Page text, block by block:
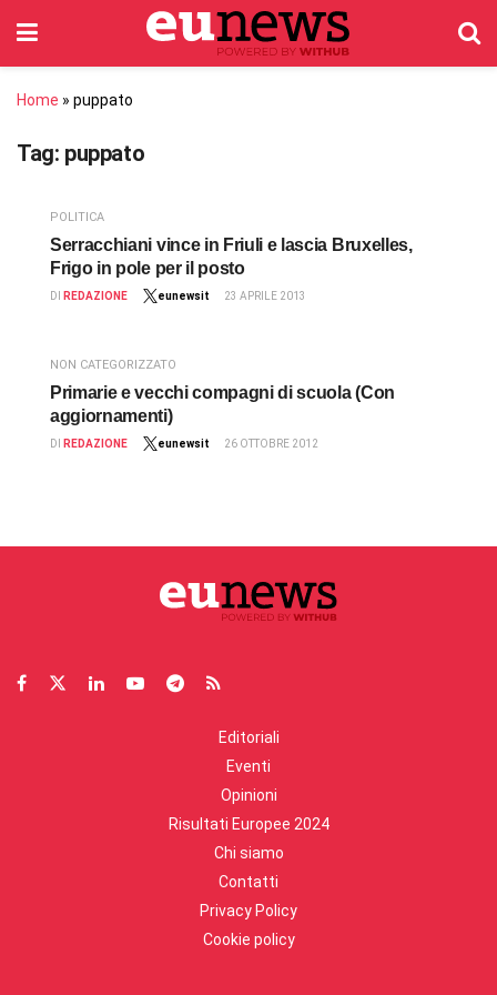
Home » puppato
Tag: puppato
POLITICA
Serracchiani vince in Friuli e lascia Bruxelles,
Frigo in pole per il posto
DI REDAZIONE eunewsit 23 APRILE 2013
NON CATEGORIZZATO
Primarie e vecchi compagni di scuola (Con
aggiornamenti)
DI REDAZIONE eunewsit 26 OTTOBRE 2012
Editoriali
Eventi
Opinioni
Risultati Europee 2024
Chi siamo
Contatti
Privacy Policy
Cookie policy